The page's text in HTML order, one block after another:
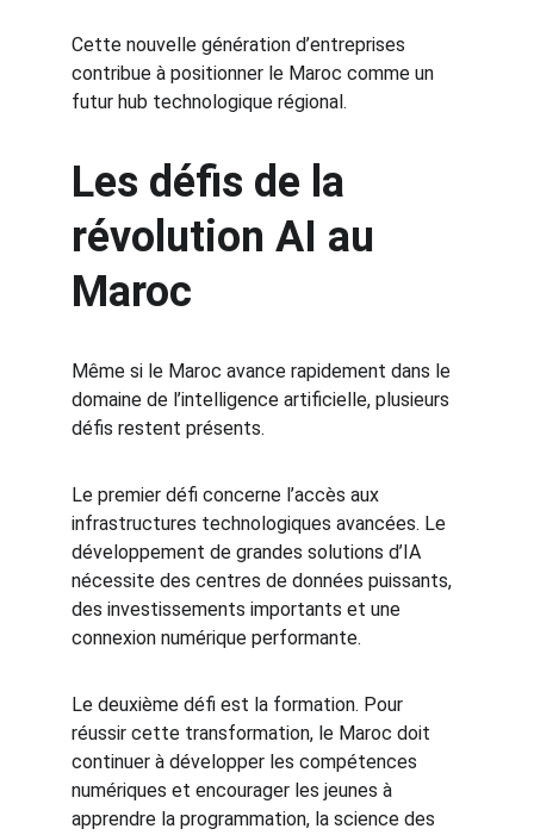
Cette nouvelle génération d’entreprises
contribue à positionner le Maroc comme un
futur hub technologique régional.
Les défis de la
révolution AI au
Maroc
Même si le Maroc avance rapidement dans le
domaine de l’intelligence artificielle, plusieurs
défis restent présents.
Le premier défi concerne l’accès aux
infrastructures technologiques avancées. Le
développement de grandes solutions d’IA
nécessite des centres de données puissants,
des investissements importants et une
connexion numérique performante.
Le deuxième défi est la formation. Pour
réussir cette transformation, le Maroc doit
continuer à développer les compétences
numériques et encourager les jeunes à
apprendre la programmation, la science des